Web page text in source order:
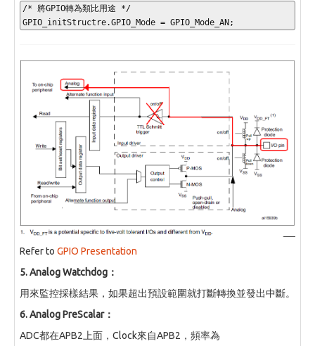
/* 將GPIO轉為類比用途 */
GPIO_initStructre.GPIO_Mode = GPIO_Mode_AN ;
Refer to GPIO Presentation
5. Analog Watchdog：
用來監控採樣結果，如果超出預設範圍就打斷轉換並發出中斷。
6. Analog PreScalar：
ADC都在APB2上面，Clock來自APB2，頻率為